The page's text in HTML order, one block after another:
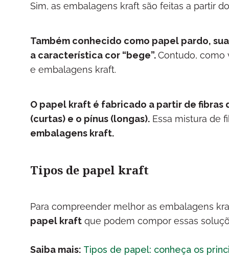
Sim, as embalagens kraft são feitas a partir
Também conhecido como papel pardo,
a característica cor “bege”.Contudo, como
e embalagens kraft.
O papel kraft é fabricado a partir de
(curtas) e o pínus (longas).Essa mistura de
embalagens kraft.
Tipos de papel kraft
Para compreender melhor as embalagens
papel kraftque podem compor essas
Saiba mais: Tipos de papel: conheça os